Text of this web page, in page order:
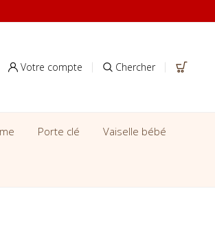
Votre compte Chercher
Porte clé Vaiselle bébé